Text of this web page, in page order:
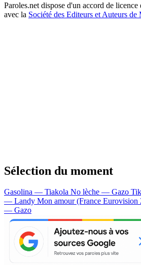
Paroles.net dispose d'un accord de licence
avec la Société des Editeurs et Auteurs de
Sélection du moment
Gasolina — Tiakola No lèche — Gazo
— Landy Mon amour (France
— Gazo